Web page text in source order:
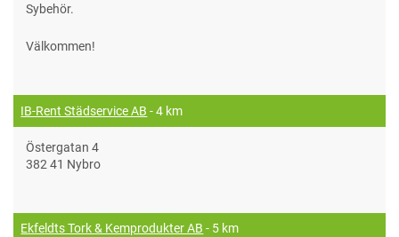
Sybehör.
Välkommen!
IB-Rent Städservice AB - 4 km
Östergatan 4
382 41 Nybro
Ekfeldts Tork & Kemprodukter AB - 5 km